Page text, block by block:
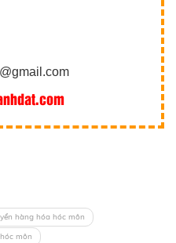
hàng hóa hóc môn
môn